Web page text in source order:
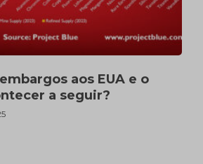
aos EUA e o
a seguir?